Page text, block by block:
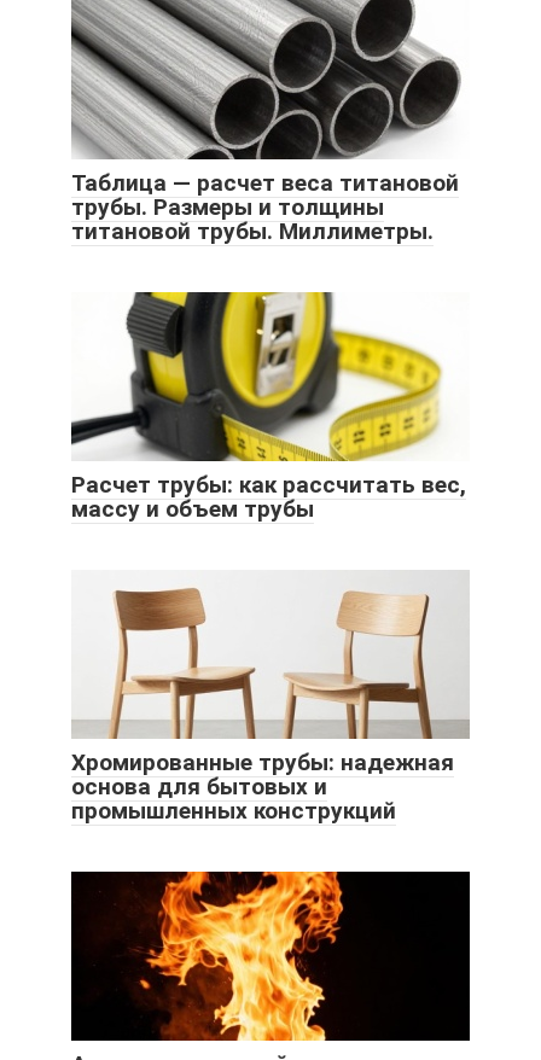
Таблица — расчет веса титановой
трубы. Размеры и толщины
титановой трубы. Миллиметры.
Расчет трубы: как рассчитать вес,
массу и объем трубы
Хромированные трубы: надежная
основа для бытовых и
промышленных конструкций